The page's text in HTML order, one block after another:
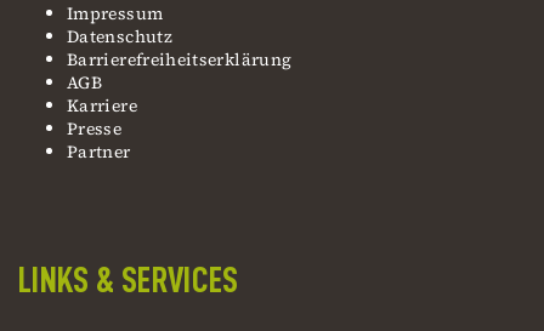
Impressum
Datenschutz
Barrierefreiheitserklärung
AGB
Karriere
Presse
Partner
LINKS & SERVICES